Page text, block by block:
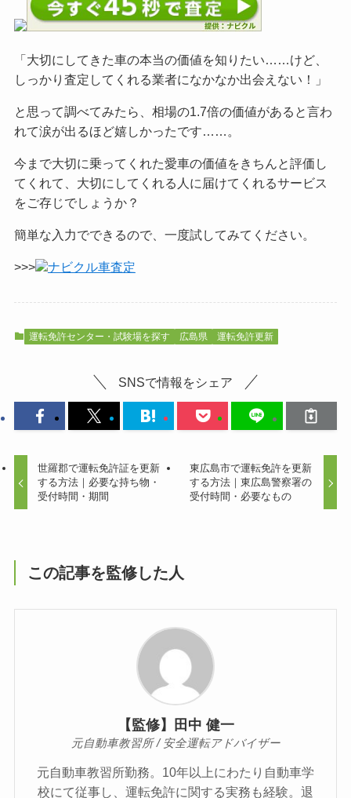
「大切にしてきた車の本当の価値を知りたい……けど、
しっかり査定してくれる業者になかなか出会えない！」
と思って調べてみたら、相場の1.7倍の価値があると言わ
れて涙が出るほど嬉しかったです……。
今まで大切に乗ってくれた愛車の価値をきちんと評価し
てくれて、大切にしてくれる人に届けてくれるサービス
をご存じでしょうか？
簡単な入力でできるので、一度試してみてください。
>>> ナビクル車査定
運転免許センター・試験場を探す 広島県 運転免許更新
SNSで情報をシェア
世羅郡で運転免許証を更新
する方法｜必要な持ち物・
受付時間・期間
東広島市で運転免許を更新
する方法｜東広島警察署の
受付時間・必要なもの
この記事を監修した人
【監修】田中 健一
元自動車教習所 / 安全運転アドバイザー
元自動車教習所勤務。10年以上にわたり自動車学
校にて従事し、運転免許に関する実務も経験。退